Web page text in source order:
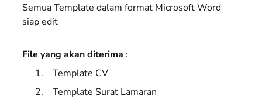
Semua Template dalam format Microsoft Word
siap edit
File yang akan diterima :
Template CV
Template Surat Lamaran